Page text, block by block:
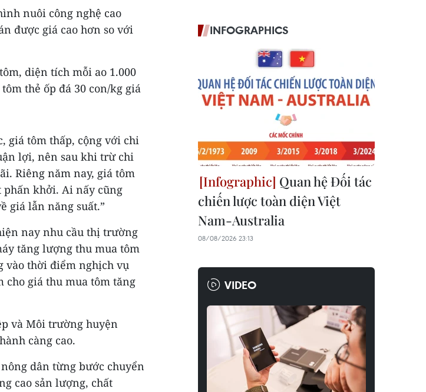
nuôi công nghệ cao
được giá cao hơn so với
diện tích mỗi ao 1.000
thẻ ốp đá 30 con/kg giá
giá tôm thấp, cộng với chi
lợi, nên sau khi trừ chi
Riêng năm nay, giá tôm
khởi. Ai nấy cũng
giá lẫn năng suất.”
nay nhu cầu thị trường
tăng lượng thu mua tôm
vào thời điểm nghịch vụ
giá thu mua tôm tăng
và Môi trường huyện
càng cao.
dân từng bước chuyển
cao sản lượng, chất
INFOGRAPHICS
Quan hệ Đối tác
chiến lược toàn diện Việt
Nam-Australia
08/08/2026 23:13
VIDEO